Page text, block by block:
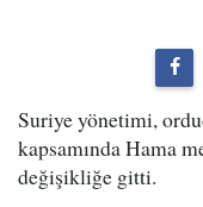
Suriye yönetimi,
kapsamında Hama
değişikliğe gitti.